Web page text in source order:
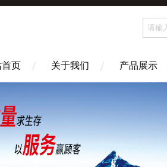
首页 关于我们 产品展示